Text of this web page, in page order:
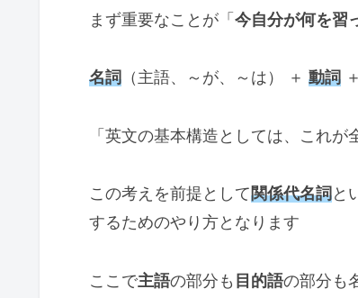
まず重要なことが「 今自分が何を習
名詞 （主語、～が、～は） ＋ 動詞 ＋
「英文の基本構造としては、これが
この考えを前提として関係代名詞と
するためのやり方となります
ここで主語の部分も 目的語の部分も